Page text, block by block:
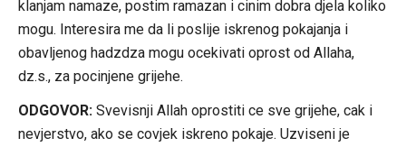
klanjam namaze, postim ramazan i cinim dobra djela koliko
mogu. Interesira me da li poslije iskrenog pokajanja i
obavljenog hadzdza mogu ocekivati oprost od Allaha,
dz.s., za pocinjene grijehe.
ODGOVOR: Svevisnji Allah oprostiti ce sve grijehe, cak i
nevjerstvo, ako se covjek iskreno pokaje. Uzviseni je